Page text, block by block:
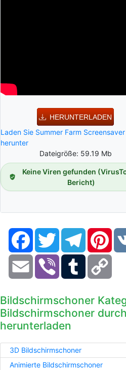
HERUNTERLADEN
Laden Sie Summer Farm Screensaver
herunter
Dateigröße: 59.19 Mb
Keine Viren gefunden
Bericht)
FacebookTwitter Telegram
Email Viber Tumblr
Bildschirmschoner
Bildschirmschoner
herunterladen
3D Bildschirmschoner
Animierte Bildschirmschoner